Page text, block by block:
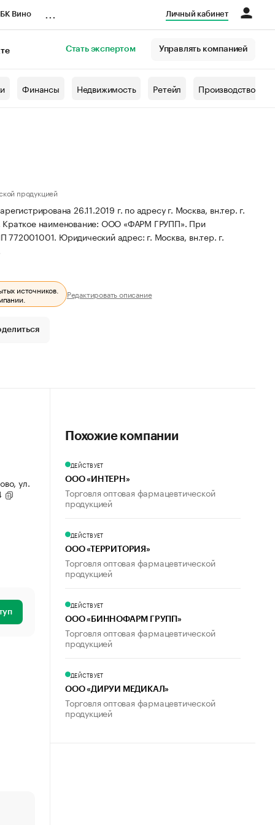
Вино Личный кабинет
Стать экспертом Управлять компанией
Финансы Недвижимость Ретейл Производство
продукцией
26.11.2019 г. по адресу г. Москва, вн.тер. г.
Краткое наименование: ООО «ФАРМ ГРУПП». При
772001001. Юридический адрес: г. Москва, вн.тер. г.
источников. Редактировать описание
ул.
Похожие компании
ДЕЙСТВУЕТ
ООО «ИНТЕРН»
Торговля оптовая фармацевтической
продукцией
ДЕЙСТВУЕТ
ООО «ТЕРРИТОРИЯ»
Торговля оптовая фармацевтической
продукцией
ДЕЙСТВУЕТ
ООО «БИННОФАРМ ГРУПП»
Торговля оптовая фармацевтической
продукцией
ДЕЙСТВУЕТ
ООО «ДИРУИ МЕДИКАЛ»
Торговля оптовая фармацевтической
продукцией